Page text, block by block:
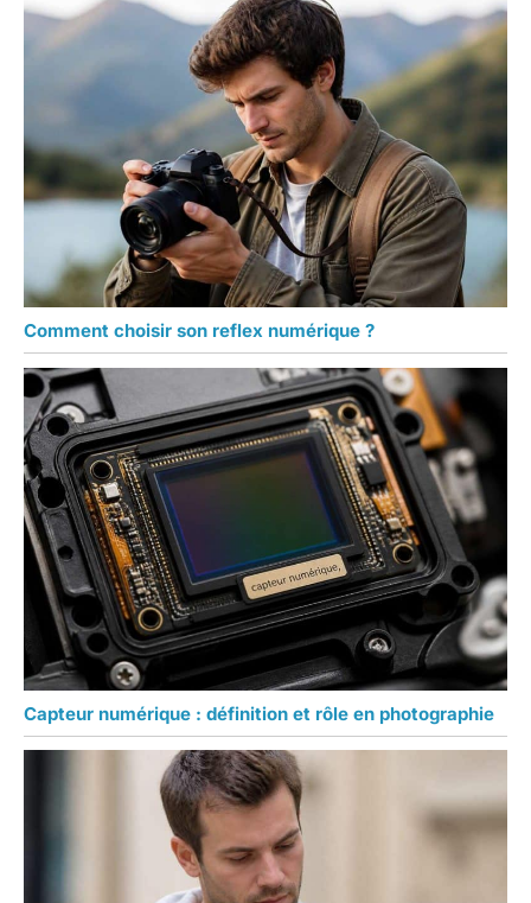
Comment choisir son reflex numérique ?
Capteur numérique : définition et rôle en photographie